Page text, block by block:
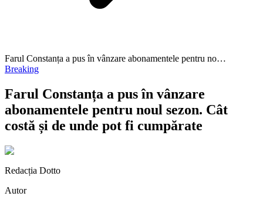
Farul Constanța a pus în vânzare abonamentele pentru no…
Breaking
Farul Constanța a pus în vânzare
abonamentele pentru noul sezon. Cât
costă și de unde pot fi cumpărate
Redacția Dotto
Autor